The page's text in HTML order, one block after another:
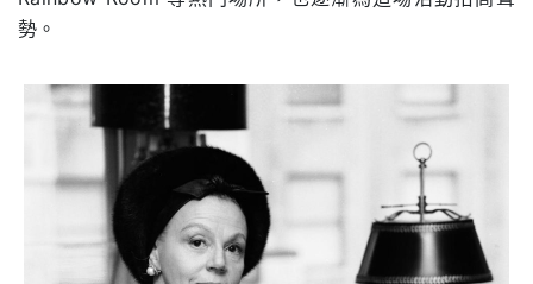
勢。